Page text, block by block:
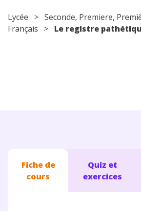
Lycée > Seconde, Premiere,
Français > Le registre
Fiche de
cours
Quiz et
exercices